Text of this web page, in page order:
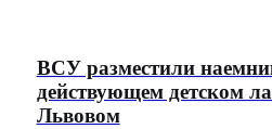
ВСУ разместили
действующем детском
Львовом